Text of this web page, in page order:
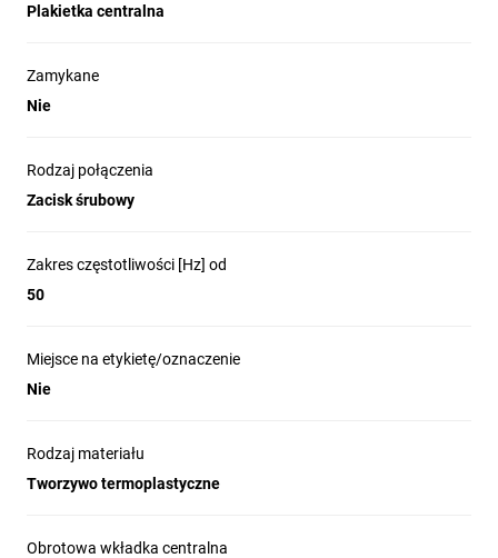
Plakietka centralna
Zamykane
Nie
Rodzaj połączenia
Zacisk śrubowy
Zakres częstotliwości [Hz] od
50
Miejsce na etykietę/oznaczenie
Nie
Rodzaj materiału
Tworzywo termoplastyczne
Obrotowa wkładka centralna